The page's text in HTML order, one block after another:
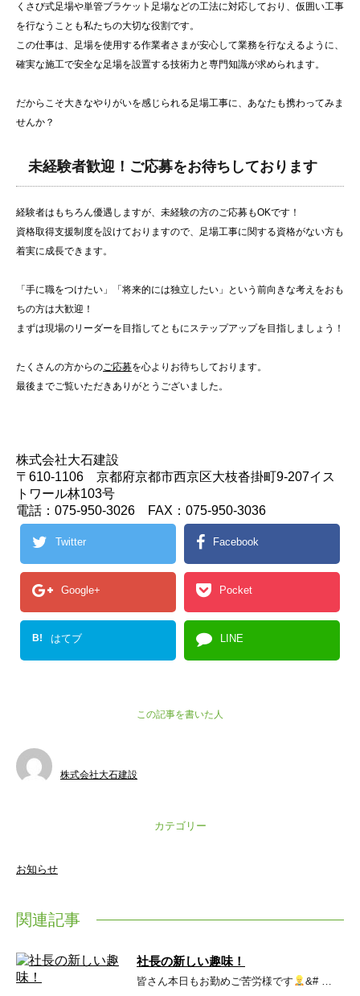
くさび式足場や単管ブラケット足場などの工法に対応しており、仮囲い工事
を行なうことも私たちの大切な役割です。
この仕事は、足場を使用する作業者さまが安心して業務を行なえるように、
確実な施工で安全な足場を設置する技術力と専門知識が求められます。
だからこそ大きなやりがいを感じられる足場工事に、あなたも携わってみま
せんか？
未経験者歓迎！ご応募をお待ちしております
経験者はもちろん優遇しますが、未経験の方のご応募もOKです！
資格取得支援制度を設けておりますので、足場工事に関する資格がない方も
着実に成長できます。
「手に職をつけたい」「将来的には独立したい」という前向きな考えをおも
ちの方は大歓迎！
まずは現場のリーダーを目指してともにステップアップを目指しましょう！
たくさんの方からのご応募を心よりお待ちしております。
最後までご覧いただきありがとうございました。
株式会社大石建設
〒610-1106 京都府京都市西京区大枝沓掛町9-207イス
トワール林103号
電話：075-950-3026 FAX：075-950-3036
Twitter Facebook
Google+ Pocket
B! はてブ LINE
この記事を書いた人
株式会社大石建設
カテゴリー
お知らせ
関連記事
社長の新しい趣味！
皆さん本日もお勤めご苦労様です &# …